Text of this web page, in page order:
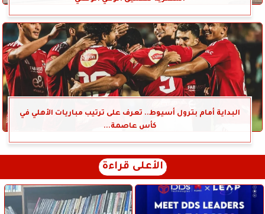
البداية أمام بترول أسيوط.. تعرف على ترتيب مباريات الأهلي في
كأس عاصمة...
الأعلى قراءة